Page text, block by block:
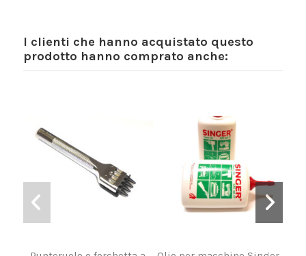
I clienti che hanno acquistato questo
prodotto hanno comprato anche: